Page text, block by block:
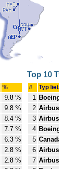
%
9.8 %
9.8 %
8.4 %
7.7 %
6.3 %
2.8 %
2.8 %
Top 10
# Typ
1
2
3
4
5
6
7